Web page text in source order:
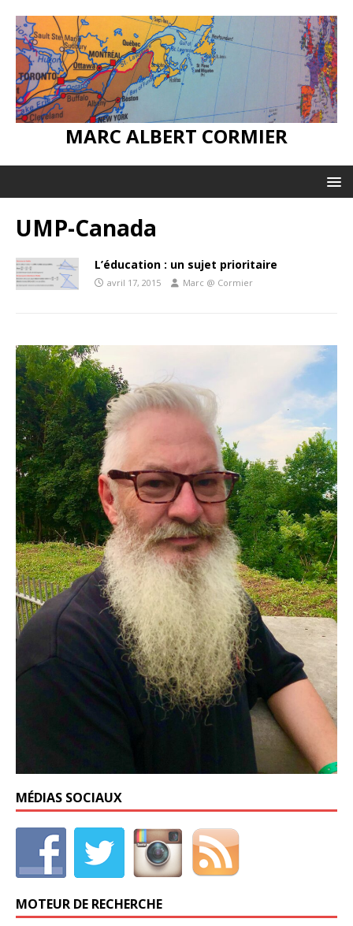
MARC ALBERT CORMIER
UMP-Canada
L’éducation : un sujet prioritaire
avril 17, 2015 Marc @ Cormier
MÉDIAS SOCIAUX
MOTEUR DE RECHERCHE